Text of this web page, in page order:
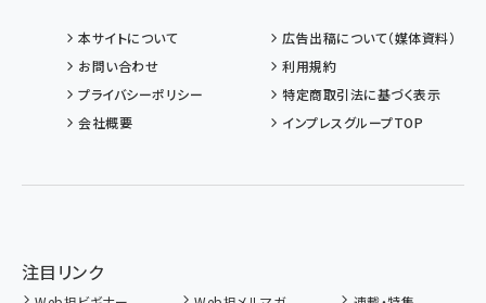
本サイトについて
広告出稿について（媒体資料）
お問い合わせ
利用規約
プライバシーポリシー
特定商取引法に基づく表示
会社概要
インプレスグループTOP
注目リンク